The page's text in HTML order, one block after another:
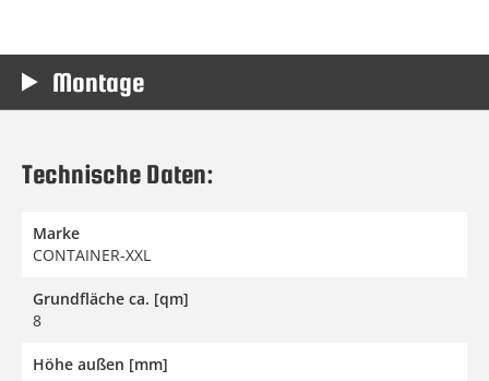
Montage
Technische Daten:
Marke
CONTAINER-XXL
Grundfläche ca. [qm]
8
Höhe außen [mm]